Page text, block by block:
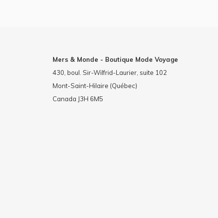
Mers & Monde - Boutique Mode Voyage
430, boul. Sir-Wilfrid-Laurier, suite 102
Mont-Saint-Hilaire (Québec)
Canada J3H 6M5